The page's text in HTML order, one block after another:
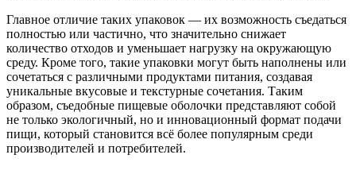
Главное отличие таких упаковок — их возможность съедаться
полностью или частично, что значительно снижает
количество отходов и уменьшает нагрузку на окружающую
среду. Кроме того, такие упаковки могут быть наполнены или
сочетаться с различными продуктами питания, создавая
уникальные вкусовые и текстурные сочетания. Таким
образом, съедобные пищевые оболочки представляют собой
не только экологичный, но и инновационный формат подачи
пищи, который становится всё более популярным среди
производителей и потребителей.